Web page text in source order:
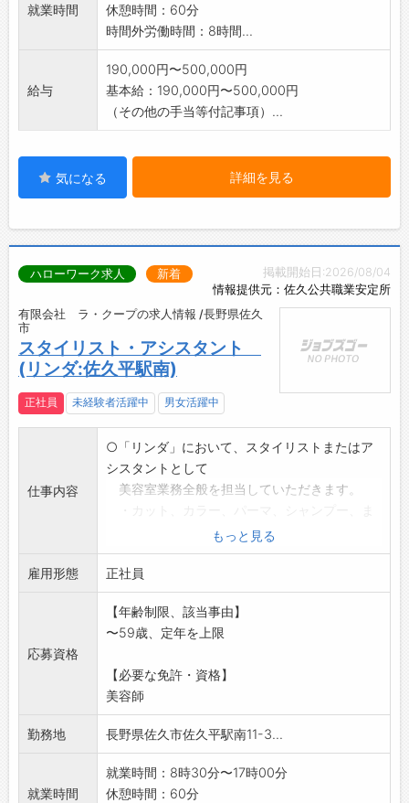
就業時間
休憩時間：60分
時間外労働時間：8時間...
給与
190,000円〜500,000円
基本給：190,000円〜500,000円
（その他の手当等付記事項）...
気になる 詳細を見る
掲載開始日:2026/08/04
情報提供元：佐久公共職業安定所
ハローワーク求人 新着
有限会社 ラ・クープの求人情報 /長野県佐久
市
スタイリスト・アシスタント
(リンダ:佐久平駅南)
正社員 未経験者活躍中 男女活躍中
仕事内容
○「リンダ」において、スタイリストまたはア
シスタントとして
美容室業務全般を担当していただきます。
・ブライダルのヘアメイク等
・電話対応・接客
・見学歓迎、幅広い年齢層のスタッフが活躍
しています。
お気軽にお問い合わせください。
※「ラ・クープ(佐久市跡部)」でも同時募集中で
す。
もっと見る
雇用形態 正社員
応募資格
【年齢制限、該当事由】
〜59歳、定年を上限
【必要な免許・資格】
美容師
勤務地 長野県佐久市佐久平駅南11-3...
就業時間
就業時間：8時30分〜17時00分
休憩時間：60分